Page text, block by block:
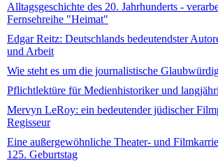
Alltagsgeschichte des 20. Jahrhunderts -
Fernsehreihe "Heimat"
Edgar Reitz: Deutschlands bedeutendster
und Arbeit
Wie steht es um die journalistische
Pflichtlektüre für Medienhistoriker und
Mervyn LeRoy: ein bedeutender jüdischer
Regisseur
Eine außergewöhnliche Theater- und
125. Geburtstag